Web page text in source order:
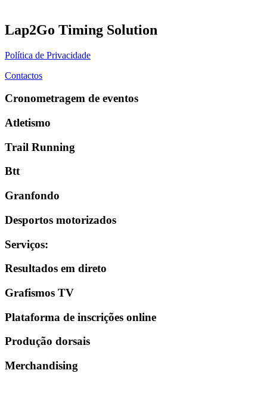
Lap2Go Timing Solution
Política de Privacidade
Contactos
Cronometragem de eventos
Atletismo
Trail Running
Btt
Granfondo
Desportos motorizados
Serviços:
Resultados em direto
Grafismos TV
Plataforma de inscrições online
Produção dorsais
Merchandising